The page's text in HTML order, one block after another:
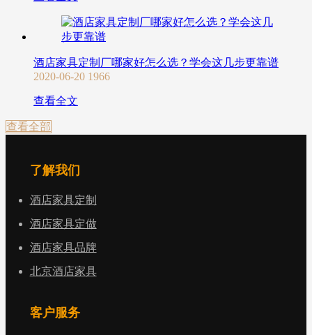
酒店家具定制厂哪家好怎么选？学会这几步更靠谱
2020-06-20 1966
查看全文
查看全部
了解我们
酒店家具定制
酒店家具定做
酒店家具品牌
北京酒店家具
客户服务